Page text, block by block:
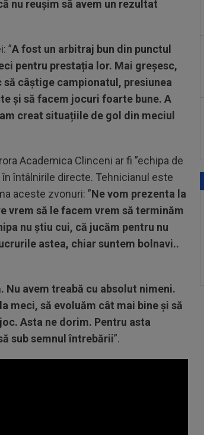
nu reușim să avem un rezultat
”A fost un arbitraj bun din punctul
pentru prestația lor. Mai greșesc,
câștige campionatul, presiunea
și să facem jocuri foarte bune. A
creat situațiile de gol din meciul
Academica Clinceni ar fi ”echipa de
în întâlnirile directe. Tehnicianul este
aceste zvonuri: ”Ne vom prezenta la
vrem să le facem vrem să terminăm
nu știu cui, că jucăm pentru nu
astea, chiar suntem bolnavi..
avem treabă cu absolut nimeni.
meci, să evoluăm cât mai bine și să
Asta ne dorim. Pentru asta
sub semnul întrebării”.